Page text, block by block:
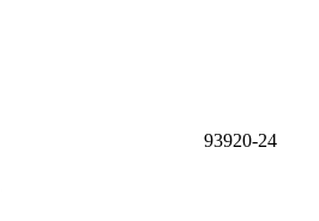
93920-24